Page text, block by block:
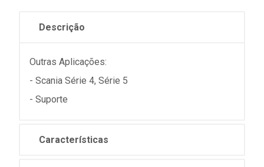
Descrição
Outras Aplicações:
- Scania Série 4, Série 5
- Suporte
Características